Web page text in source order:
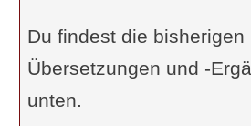
Feuerstein: „Wer
sexueller
R. Palm: „Beim
Du findest die bisherigen
Übersetzungen und -
unten.